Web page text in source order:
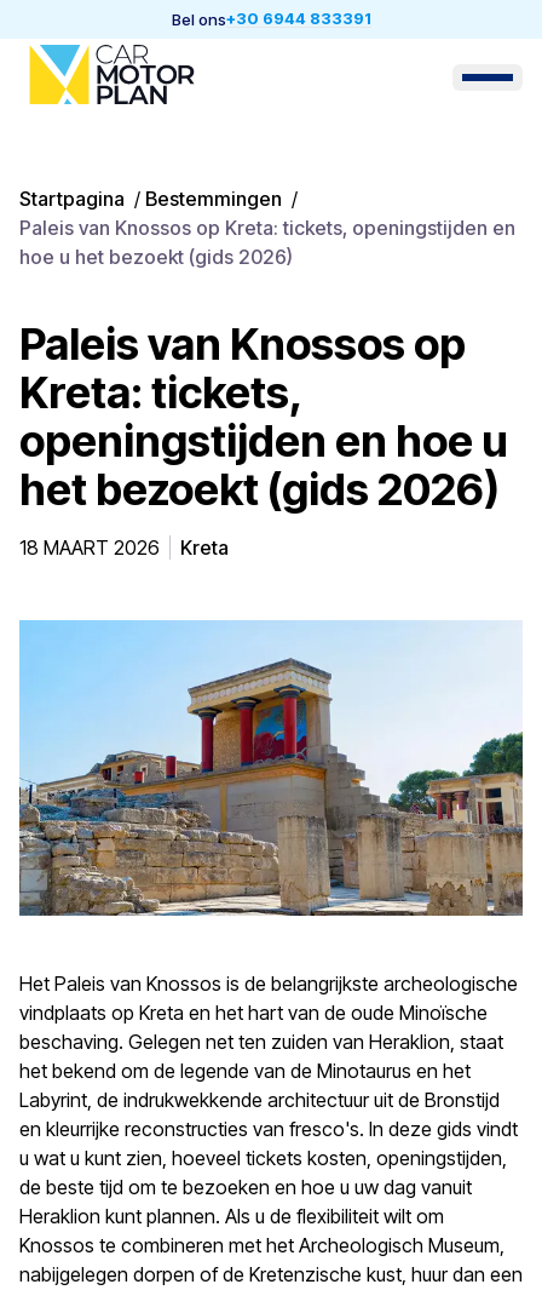
Bel ons+30 6944 833391
Startpagina / Bestemmingen /
Paleis van Knossos op Kreta: tickets, openingstijden en
hoe u het bezoekt (gids 2026)
Paleis van Knossos op
Kreta: tickets,
openingstijden en hoe u
het bezoekt (gids 2026)
18 MAART 2026 Kreta
Het Paleis van Knossos is de belangrijkste archeologische
vindplaats op Kreta en het hart van de oude Minoïsche
beschaving. Gelegen net ten zuiden van Heraklion, staat
het bekend om de legende van de Minotaurus en het
Labyrint, de indrukwekkende architectuur uit de Bronstijd
en kleurrijke reconstructies van fresco's. In deze gids vindt
u wat u kunt zien, hoeveel tickets kosten, openingstijden,
de beste tijd om te bezoeken en hoe u uw dag vanuit
Heraklion kunt plannen. Als u de flexibiliteit wilt om
Knossos te combineren met het Archeologisch Museum,
nabijgelegen dorpen of de Kretenzische kust, huur dan een